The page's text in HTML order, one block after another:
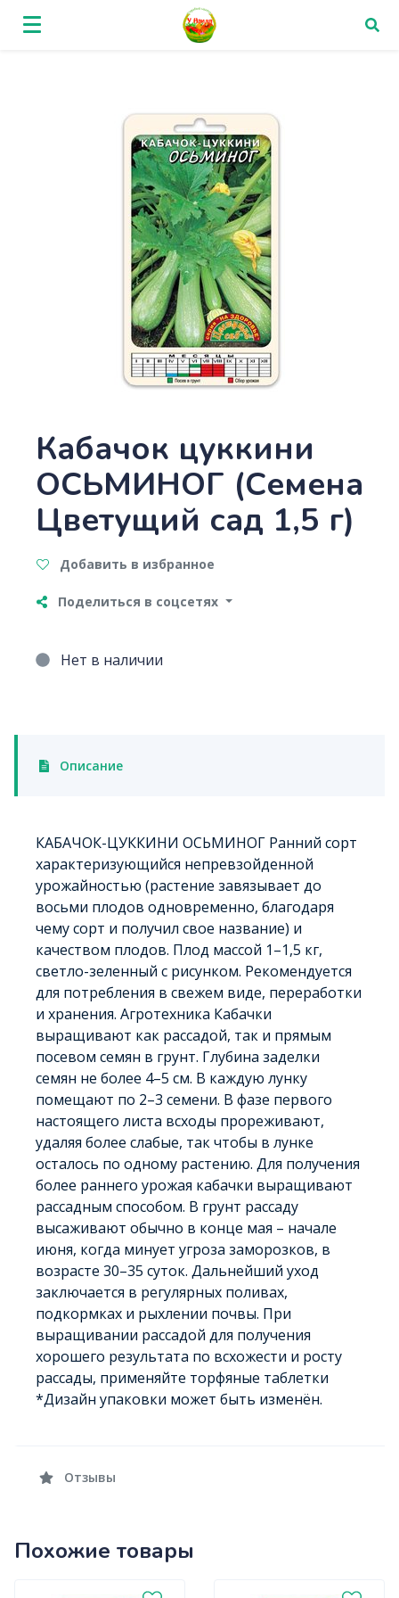
Кабачок цуккини
ОСЬМИНОГ (Семена
Цветущий сад 1,5 г)
Добавить в избранное
Поделиться в соцсетях
Нет в наличии
Описание
КАБАЧОК-ЦУККИНИ ОСЬМИНОГ Ранний сорт
характеризующийся непревзойденной
урожайностью (растение завязывает до
восьми плодов одновременно, благодаря
чему сорт и получил свое название) и
качеством плодов. Плод массой 1–1,5 кг,
светло-зеленный с рисунком. Рекомендуется
для потребления в свежем виде, переработки
и хранения. Агротехника Кабачки
выращивают как рассадой, так и прямым
посевом семян в грунт. Глубина заделки
семян не более 4–5 см. В каждую лунку
помещают по 2–3 семени. В фазе первого
настоящего листа всходы прореживают,
удаляя более слабые, так чтобы в лунке
осталось по одному растению. Для получения
более раннего урожая кабачки выращивают
рассадным способом. В грунт рассаду
высаживают обычно в конце мая – начале
июня, когда минует угроза заморозков, в
возрасте 30–35 суток. Дальнейший уход
заключается в регулярных поливах,
подкормках и рыхлении почвы. При
выращивании рассадой для получения
хорошего результата по всхожести и росту
рассады, применяйте торфяные таблетки
*Дизайн упаковки может быть изменён.
Отзывы
Похожие товары